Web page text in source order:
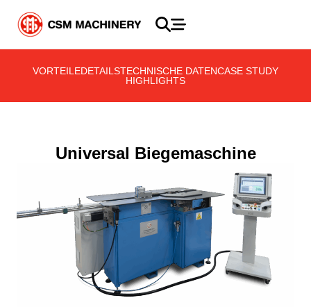
VORTEILEDETAILSTECHNISCHE DATENCASE STUDY
HIGHLIGHTS
Universal Biegemaschine